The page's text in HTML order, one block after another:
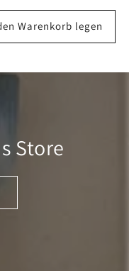
Warenkorb legen
Store